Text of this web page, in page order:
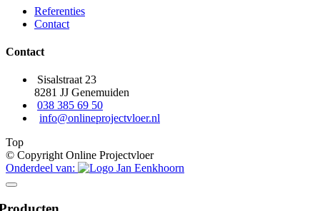
Referenties
Contact
Contact
Sisalstraat 23
8281 JJ Genemuiden
038 385 69 50
info@onlineprojectvloer.nl
Top
© Copyright Online Projectvloer
Onderdeel van: